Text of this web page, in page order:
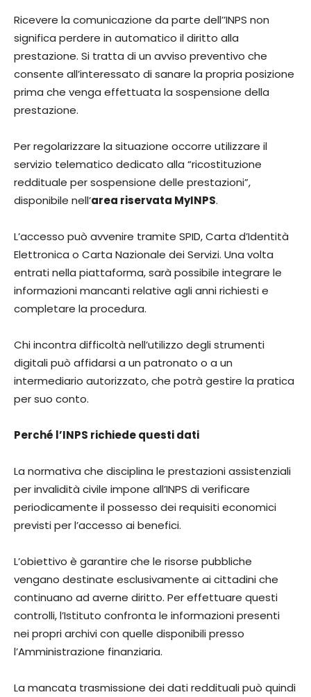
Ricevere la comunicazione da parte dell’’INPS non
significa perdere in automatico il diritto alla
prestazione. Si tratta di un avviso preventivo che
consente all’interessato di sanare la propria posizione
prima che venga effettuata la sospensione della
prestazione.
Per regolarizzare la situazione occorre utilizzare il
servizio telematico dedicato alla “ricostituzione
reddituale per sospensione delle prestazioni”,
disponibile nell’area riservata MyINPS.
L’accesso può avvenire tramite SPID, Carta d’Identità
Elettronica o Carta Nazionale dei Servizi. Una volta
entrati nella piattaforma, sarà possibile integrare le
informazioni mancanti relative agli anni richiesti e
completare la procedura.
Chi incontra difficoltà nell’utilizzo degli strumenti
digitali può affidarsi a un patronato o a un
intermediario autorizzato, che potrà gestire la pratica
per suo conto.
Perché l’INPS richiede questi dati
La normativa che disciplina le prestazioni assistenziali
per invalidità civile impone all’INPS di verificare
periodicamente il possesso dei requisiti economici
previsti per l’accesso ai benefici.
L’obiettivo è garantire che le risorse pubbliche
vengano destinate esclusivamente ai cittadini che
continuano ad averne diritto. Per effettuare questi
controlli, l’Istituto confronta le informazioni presenti
nei propri archivi con quelle disponibili presso
l’Amministrazione finanziaria.
La mancata trasmissione dei dati reddituali può quindi